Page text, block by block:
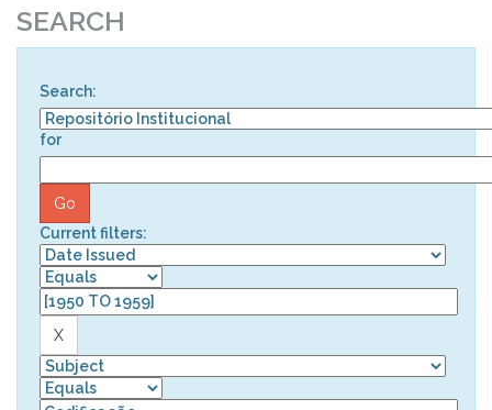
SEARCH
Search:
for
Current filters: